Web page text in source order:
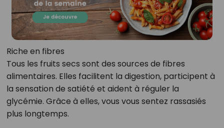
Riche en fibres
Tous les fruits secs sont des sources de fibres
alimentaires. Elles facilitent la digestion, participent à
la sensation de satiété et aident à réguler la
glycémie. Grâce à elles, vous vous sentez rassasiés
plus longtemps.